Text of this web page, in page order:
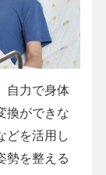
自力で身体
換ができな
どを活用し
勢を整える